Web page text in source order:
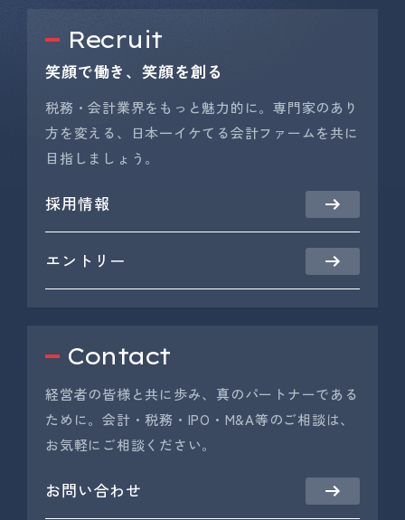
Recruit
笑顔で働き、笑顔を創る
税務・会計業界をもっと魅力的に。専門家のあり
方を変える、日本一イケてる会計ファームを共に
目指しましょう。
採用情報
エントリー
Contact
経営者の皆様と共に歩み、真のパートナーである
ために。会計・税務・IPO・M&A等のご相談は、
お気軽にご相談ください。
お問い合わせ